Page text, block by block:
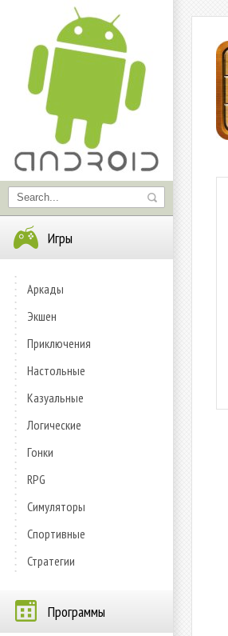
Игры
Аркады
Экшен
Приключения
Настольные
Казуальные
Логические
Гонки
RPG
Симуляторы
Спортивные
Стратегии
Программы